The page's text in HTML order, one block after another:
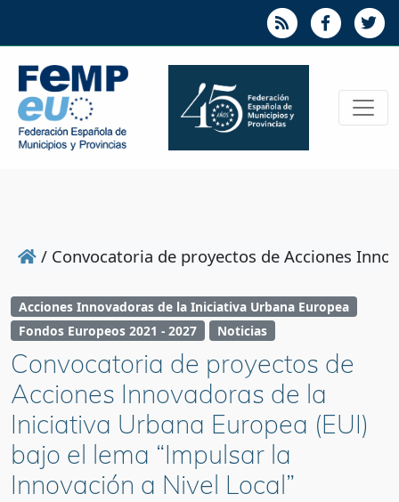
/ Convocatoria de proyectos de Acciones
Acciones Innovadoras de la Iniciativa Urbana Europea
Fondos Europeos 2021 - 2027
Noticias
Convocatoria de proyectos de
Acciones Innovadoras de la
Iniciativa Urbana Europea (EUI)
bajo el lema “Impulsar la
Innovación a Nivel Local”